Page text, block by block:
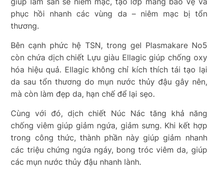
phục hồi nhanh các vùng da – niêm mạc bị tổn
thương.
Bên cạnh phức hệ TSN, trong gel Plasmakare No5
còn chứa dịch chiết Lựu giàu Ellagic giúp chống oxy
hóa hiệu quả. Ellagic không chỉ kích thích tái tạo lại
da sau tổn thương do mụn nước thủy đậu gây nên,
mà còn làm đẹp da, hạn chế để lại sẹo.
Cùng với đó, dịch chiết Núc Nác tăng khả năng
chống viêm giúp giảm ngứa, giảm sưng. Khi kết hợp
trong công thức, thành phần này giúp giảm nhanh
các triệu chứng ngứa ngáy, bong tróc viêm da, giúp
các mụn nước thủy đậu nhanh lành.